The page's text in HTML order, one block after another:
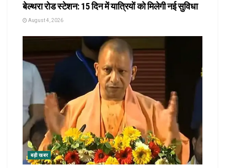
बेल्थरा रोड स्टेशन: 15 दिन में यात्रियों को मिलेगी नई सुविधा
August 4, 2026
बड़ी खबर